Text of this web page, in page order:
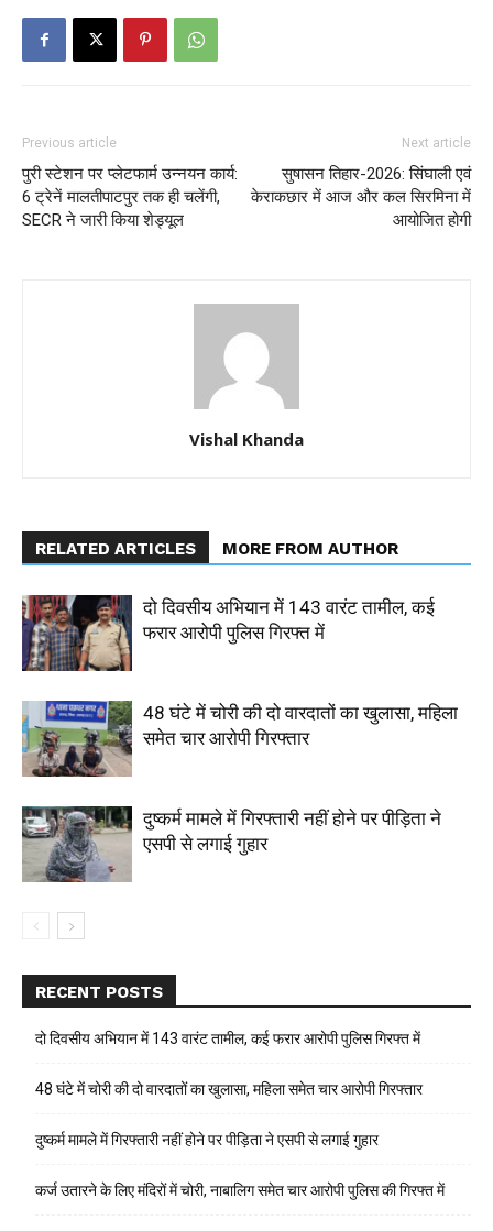
Previous article
पुरी स्टेशन पर प्लेटफार्म उन्नयन कार्य:
6 ट्रेनें मालतीपाटपुर तक ही चलेंगी,
SECR ने जारी किया शेड्यूल
Next article
सुषासन तिहार-2026: सिंघाली एवं
केराकछार में आज और कल सिरमिना में
आयोजित होगी
Vishal Khanda
RELATED ARTICLES MORE FROM AUTHOR
दो दिवसीय अभियान में 143 वारंट तामील, कई
फरार आरोपी पुलिस गिरफ्त में
48 घंटे में चोरी की दो वारदातों का खुलासा, महिला
समेत चार आरोपी गिरफ्तार
दुष्कर्म मामले में गिरफ्तारी नहीं होने पर पीड़िता ने
एसपी से लगाई गुहार
RECENT POSTS
दो दिवसीय अभियान में 143 वारंट तामील, कई फरार आरोपी पुलिस गिरफ्त में
48 घंटे में चोरी की दो वारदातों का खुलासा, महिला समेत चार आरोपी गिरफ्तार
दुष्कर्म मामले में गिरफ्तारी नहीं होने पर पीड़िता ने एसपी से लगाई गुहार
कर्ज उतारने के लिए मंदिरों में चोरी, नाबालिग समेत चार आरोपी पुलिस की गिरफ्त में